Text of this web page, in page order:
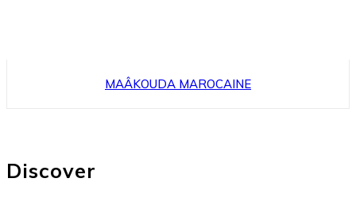
MAÂKOUDA MAROCAINE
Discover